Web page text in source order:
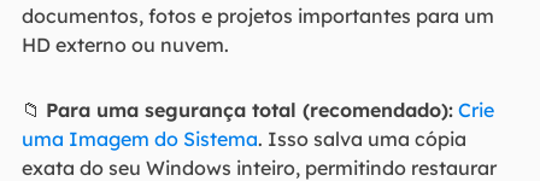
documentos, fotos e projetos importantes para um
HD externo ou nuvem.
📁 Para uma segurança total (recomendado): Crie
uma Imagem do Sistema. Isso salva uma cópia
exata do seu Windows inteiro, permitindo restaurar